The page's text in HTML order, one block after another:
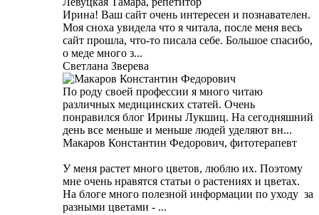
Ирина! Ваш сайт очень интересен и познавателен.
Моя сноха увидела что я читала, после меня весь
сайт прошла, что-то писала себе. Большое спасибо,
о меде много з...
Светлана Зверева
По роду своей профессии я много читаю
различных медицинских статей. Очень
понравился блог Ирины Лукшиц. На сегодняшний
день все меньше и меньше людей уделяют вн...
Макаров Константин Федорович, фитотерапевт
У меня растет много цветов, люблю их. Поэтому
мне очень нравятся статьи о растениях и цветах.
На блоге много полезной информации по уходу за
разными цветами - ...